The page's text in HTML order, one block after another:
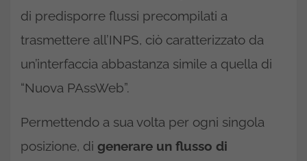
di predisporre flussi precompilati a
trasmettere all’INPS, ciò caratterizzato da
un’interfaccia abbastanza simile a quella di
“Nuova PAssWeb”.
Permettendo a sua volta per ogni singola
posizione, di generare un flusso di